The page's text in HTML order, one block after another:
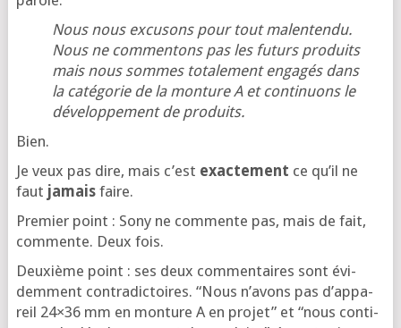
Nous nous excu­sons pour tout mal­en­ten­du.
Nous ne com­men­tons pas les futurs pro­duits
mais nous sommes tota­le­ment enga­gés dans
la caté­go­rie de la mon­ture A et conti­nuons le
déve­lop­pe­ment de produits.
Bien.
Je veux pas dire, mais c’est exac­te­ment ce qu’il ne
faut jamaisfaire.
Pre­mier point : Sony ne com­mente pas, mais de fait,
com­mente. Deux fois.
Deuxième point : ses deux com­men­taires sont évi­
dem­ment contra­dic­toires. “Nous n’a­vons pas d’ap­pa­
reil 24×36 mm en mon­ture A en pro­jet” et “nous conti­